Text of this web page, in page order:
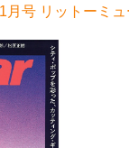
月号 リットーミ